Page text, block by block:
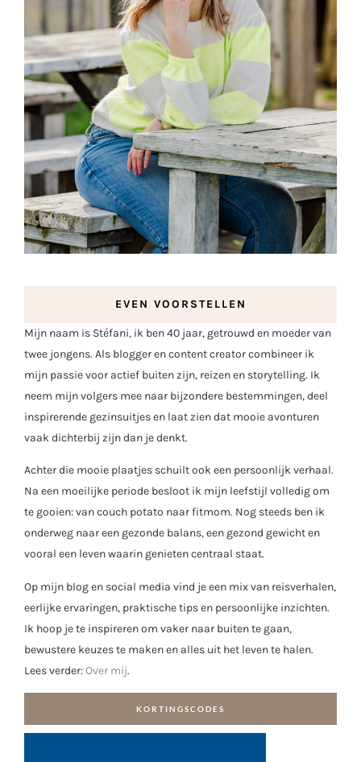
EVEN VOORSTELLEN
Mijn naam is Stéfani, ik ben 40 jaar, getrouwd en moeder van
twee jongens. Als blogger en content creator combineer ik
mijn passie voor actief buiten zijn, reizen en storytelling. Ik
neem mijn volgers mee naar bijzondere bestemmingen, deel
inspirerende gezinsuitjes en laat zien dat mooie avonturen
vaak dichterbij zijn dan je denkt.
Achter die mooie plaatjes schuilt ook een persoonlijk verhaal.
Na een moeilijke periode besloot ik mijn leefstijl volledig om
te gooien: van couch potato naar fitmom. Nog steeds ben ik
onderweg naar een gezonde balans, een gezond gewicht en
vooral een leven waarin genieten centraal staat.
Op mijn blog en social media vind je een mix van reisverhalen,
eerlijke ervaringen, praktische tips en persoonlijke inzichten.
Ik hoop je te inspireren om vaker naar buiten te gaan,
bewustere keuzes te maken en alles uit het leven te halen.
Lees verder:Over mij.
KORTINGSCODES